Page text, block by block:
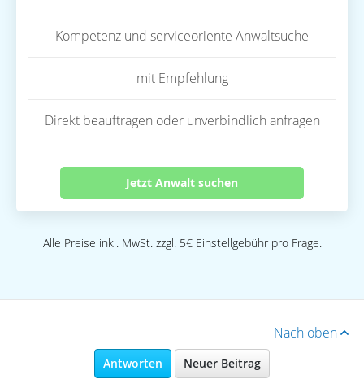
Kompetenz und serviceoriente Anwaltsuche
mit Empfehlung
Direkt beauftragen oder unverbindlich anfragen
Jetzt Anwalt suchen
Alle Preise inkl. MwSt. zzgl. 5€ Einstellgebühr pro Frage.
Nach oben
Antworten Neuer Beitrag